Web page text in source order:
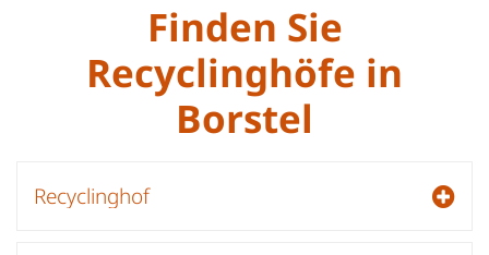
Finden Sie
Recyclinghöfe in
Borstel
Recyclinghof